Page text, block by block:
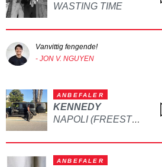
WASTING TIME
Vanvittig fengende!
- JON V. NGUYEN
ANBEFALER
KENNEDY
NAPOLI (FREESTYLE)
ANBEFALER